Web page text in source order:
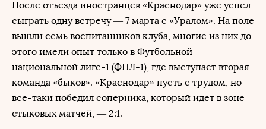
После отъезда иностранцев «Краснодар» уже успел
сыграть одну встречу — 7 марта с «Уралом». На поле
вышли семь воспитанников клуба, многие из них до
этого имели опыт только в Футбольной
национальной лиге-1 (ФНЛ-1), где выступает вторая
команда «быков». «Краснодар» пусть с трудом, но
все-таки победил соперника, который идет в зоне
стыковых матчей, — 2:1.